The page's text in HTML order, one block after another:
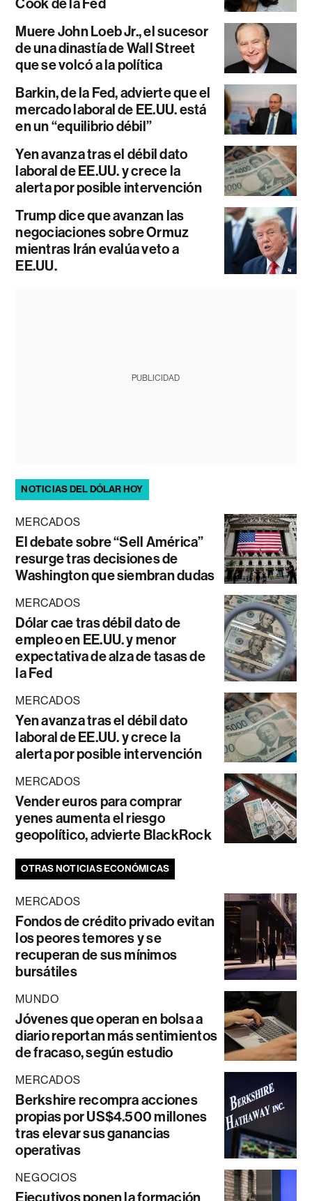
Muere John Loeb Jr., el sucesor
de una dinastía de Wall Street
que se volcó a la política
Barkin, de la Fed, advierte que el
mercado laboral de EE.UU. está
en un “equilibrio débil”
Yen avanza tras el débil dato
laboral de EE.UU. y crece la
alerta por posible intervención
Trump dice que avanzan las
negociaciones sobre Ormuz
mientras Irán evalúa veto a
EE.UU.
PUBLICIDAD
NOTICIAS DEL DÓLAR HOY
MERCADOS
El debate sobre “Sell América”
resurge tras decisiones de
Washington que siembran dudas
MERCADOS
Dólar cae tras débil dato de
empleo en EE.UU. y menor
expectativa de alza de tasas de
la Fed
MERCADOS
Yen avanza tras el débil dato
laboral de EE.UU. y crece la
alerta por posible intervención
MERCADOS
Vender euros para comprar
yenes aumenta el riesgo
geopolítico, advierte BlackRock
OTRAS NOTICIAS ECONÓMICAS
MERCADOS
Fondos de crédito privado evitan
los peores temores y se
recuperan de sus mínimos
bursátiles
MUNDO
Jóvenes que operan en bolsa a
diario reportan más sentimientos
de fracaso, según estudio
MERCADOS
Berkshire recompra acciones
propias por US$4.500 millones
tras elevar sus ganancias
operativas
NEGOCIOS
Ejecutivos ponen la formación